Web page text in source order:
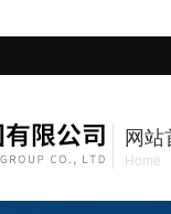
网站
Home